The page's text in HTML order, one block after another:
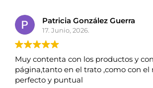
Patricia González Guerra
17. Junio, 2026.
Muy contenta con los productos y
página,tanto en el trato ,como con el
perfecto y puntual